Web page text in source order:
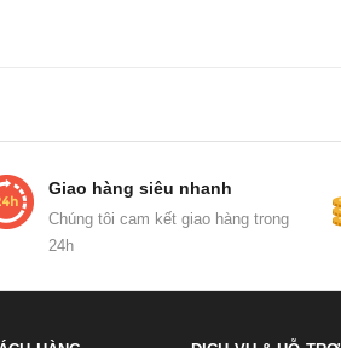
Giao hàng siêu nhanh
Chúng tôi cam kết giao hàng trong
24h